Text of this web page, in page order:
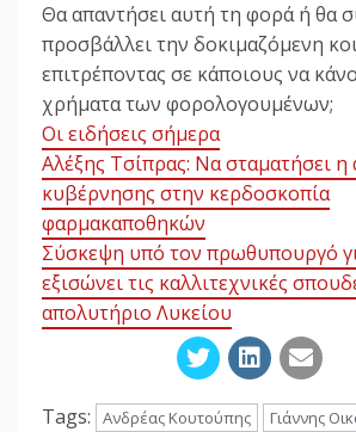
Θα απαντήσει αυτή τη φορά ή θα
προσβάλλει την δοκιμαζόμενη
επιτρέποντας σε κάποιους να
χρήματα των φορολογουμένων;
Οι ειδήσεις σήμερα
Αλέξης Τσίπρας: Να σταματήσει η
κυβέρνησης στην κερδοσκοπία
φαρμακαποθηκών
Σύσκεψη υπό τον πρωθυπουργό
εξισώνει τις καλλιτεχνικές
απολυτήριο Λυκείου
Tags: Ανδρέας Κουτούπης
Γιάννης